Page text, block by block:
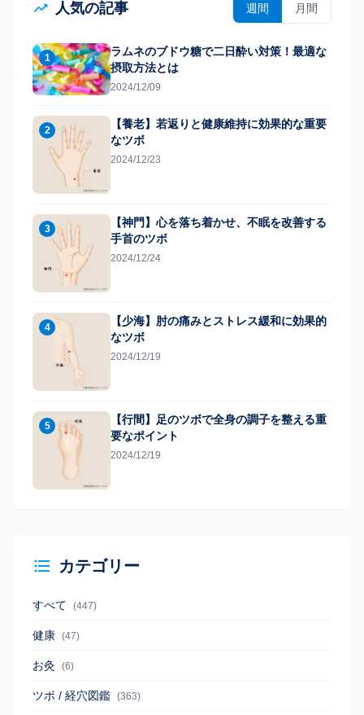
人気の記事 週間 月間
1
ラムネのブドウ糖で二日酔い対策！最適な
摂取方法とは
2024/12/09
2
【養老】若返りと健康維持に効果的な重要
なツボ
2024/12/23
3
【神門】心を落ち着かせ、不眠を改善する
手首のツボ
2024/12/24
4
【少海】肘の痛みとストレス緩和に効果的
なツボ
2024/12/19
5
【行間】足のツボで全身の調子を整える重
要なポイント
2024/12/19
カテゴリー
すべて (447)
健康 (47)
お灸 (6)
ツボ / 経穴図鑑 (363)